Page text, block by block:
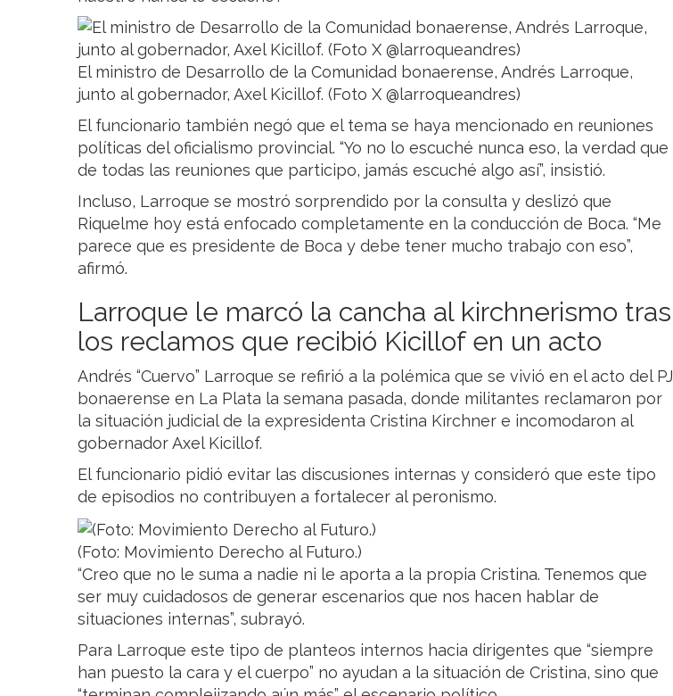
El ministro de Desarrollo de la Comunidad bonaerense, Andrés Larroque,
junto al gobernador, Axel Kicillof. (Foto X @larroqueandres)
El funcionario también negó que el tema se haya mencionado en reuniones
políticas del oficialismo provincial. “Yo no lo escuché nunca eso, la verdad que
de todas las reuniones que participo, jamás escuché algo así”, insistió.
Incluso, Larroque se mostró sorprendido por la consulta y deslizó que
Riquelme hoy está enfocado completamente en la conducción de Boca. “Me
parece que es presidente de Boca y debe tener mucho trabajo con eso”,
afirmó.
Larroque le marcó la cancha al kirchnerismo tras
los reclamos que recibió Kicillof en un acto
Andrés “Cuervo” Larroque se refirió a la polémica que se vivió en el acto del PJ
bonaerense en La Plata la semana pasada, donde militantes reclamaron por
la situación judicial de la expresidenta Cristina Kirchner e incomodaron al
gobernador Axel Kicillof.
El funcionario pidió evitar las discusiones internas y consideró que este tipo
de episodios no contribuyen a fortalecer al peronismo.
(Foto: Movimiento Derecho al Futuro.)
“Creo que no le suma a nadie ni le aporta a la propia Cristina. Tenemos que
ser muy cuidadosos de generar escenarios que nos hacen hablar de
situaciones internas”, subrayó.
Para Larroque este tipo de planteos internos hacia dirigentes que “siempre
han puesto la cara y el cuerpo” no ayudan a la situación de Cristina, sino que